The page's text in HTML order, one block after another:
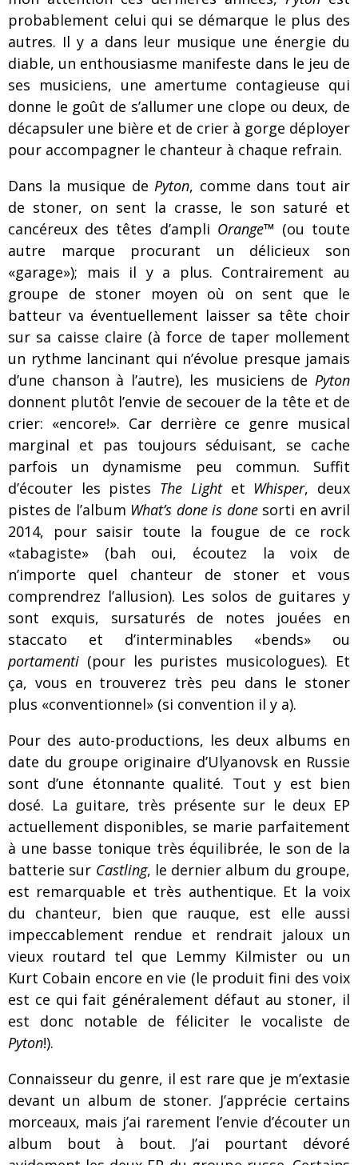
probablement celui qui se démarque le plus des
autres. Il y a dans leur musique une énergie du
diable, un enthousiasme manifeste dans le jeu de
ses musiciens, une amertume contagieuse qui
donne le goût de s’allumer une clope ou deux, de
décapsuler une bière et de crier à gorge déployer
pour accompagner le chanteur à chaque refrain.
Dans la musique de Pyton, comme dans tout air
de stoner, on sent la crasse, le son saturé et
cancéreux des têtes d’ampli Orange™ (ou toute
autre marque procurant un délicieux son
«garage»); mais il y a plus. Contrairement au
groupe de stoner moyen où on sent que le
batteur va éventuellement laisser sa tête choir
sur sa caisse claire (à force de taper mollement
un rythme lancinant qui n’évolue presque jamais
d’une chanson à l’autre), les musiciens de Pyton
donnent plutôt l’envie de secouer de la tête et de
crier: «encore!». Car derrière ce genre musical
marginal et pas toujours séduisant, se cache
parfois un dynamisme peu commun. Suffit
d’écouter les pistes The Lightet Whisper, deux
pistes de l’album What’s done is donesorti en avril
2014, pour saisir toute la fougue de ce rock
«tabagiste» (bah oui, écoutez la voix de
n’importe quel chanteur de stoner et vous
comprendrez l’allusion). Les solos de guitares y
sont exquis, sursaturés de notes jouées en
staccato et d’interminables «bends» ou
portamenti (pour les puristes musicologues). Et
ça, vous en trouverez très peu dans le stoner
plus «conventionnel» (si convention il y a).
Pour des auto-productions, les deux albums en
date du groupe originaire d’Ulyanovsk en Russie
sont d’une étonnante qualité. Tout y est bien
dosé. La guitare, très présente sur le deux EP
actuellement disponibles, se marie parfaitement
à une basse tonique très équilibrée, le son de la
batterie sur Castling, le dernier album du groupe,
est remarquable et très authentique. Et la voix
du chanteur, bien que rauque, est elle aussi
impeccablement rendue et rendrait jaloux un
vieux routard tel que Lemmy Kilmister ou un
Kurt Cobain encore en vie (le produit fini des voix
est ce qui fait généralement défaut au stoner, il
est donc notable de féliciter le vocaliste de
Pyton!).
Connaisseur du genre, il est rare que je m’extasie
devant un album de stoner. J’apprécie certains
morceaux, mais j’ai rarement l’envie d’écouter un
album bout à bout. J’ai pourtant dévoré